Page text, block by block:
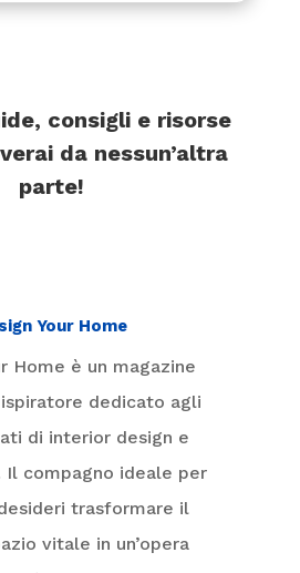
consigli e risorse
da nessun’altra
parte!
Your Home
Home è un magazine
dedicato agli
di interior design e
Il compagno ideale per
trasformare il
vitale in un’opera